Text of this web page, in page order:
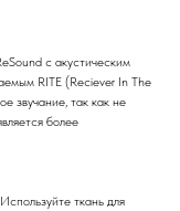
с акустическим
RITE (Reciever In The
звучание, так как не
более
ткань для